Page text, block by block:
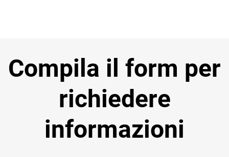
Compila il form per
richiedere
informazioni